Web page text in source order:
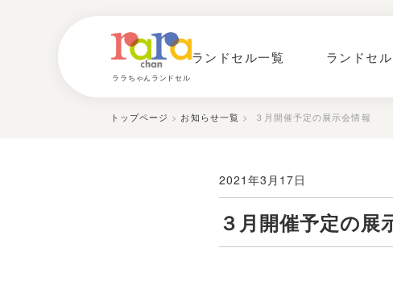
ララちゃんランドセル
ランドセル一覧 ランドセ
トップページ > お知らせ一覧 > ３月開催予定の展示会情報
2021年3月17日
３月開催予定の展